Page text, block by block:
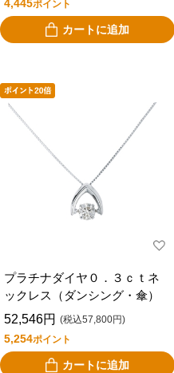
4,445ポイント
カートに追加
プラチナダイヤ０．３ｃｔネ
ックレス（ダンシング・傘）
52,546円 (税込57,800円)
5,254ポイント
カートに追加